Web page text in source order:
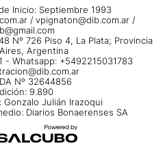
Inicio: Septiembre 1993
/ vpignaton@dib.com.ar /
Nº 726 Piso 4, La Plata; Provincia
Argentina
- Whatsapp: +5492215031783
Nº 32644856
9.890
Gonzalo Julián Irazoqui
Diarios Bonaerenses SA